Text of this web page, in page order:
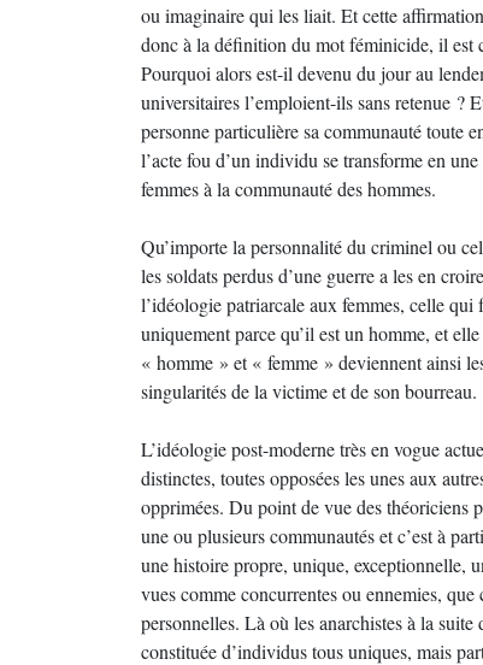
ou imaginaire qui les liait. Et cette
donc à la définition du mot féminicide, il est
Pourquoi alors est-il devenu du jour au
universitaires l’emploient-ils sans retenue ?
personne particulière sa communauté toute
l’acte fou d’un individu se transforme en
femmes à la communauté des hommes.
Qu’importe la personnalité du criminel ou
les soldats perdus d’une guerre a les en
l’idéologie patriarcale aux femmes, celle qui
uniquement parce qu’il est un homme, et
« homme » et « femme » deviennent ainsi
singularités de la victime et de son bourreau.
L’idéologie post-moderne très en vogue
distinctes, toutes opposées les unes aux
opprimées. Du point de vue des théoriciens
une ou plusieurs communautés et c’est à
une histoire propre, unique, exceptionnelle,
vues comme concurrentes ou ennemies,
personnelles. Là où les anarchistes à la
constituée d’individus tous uniques, mais